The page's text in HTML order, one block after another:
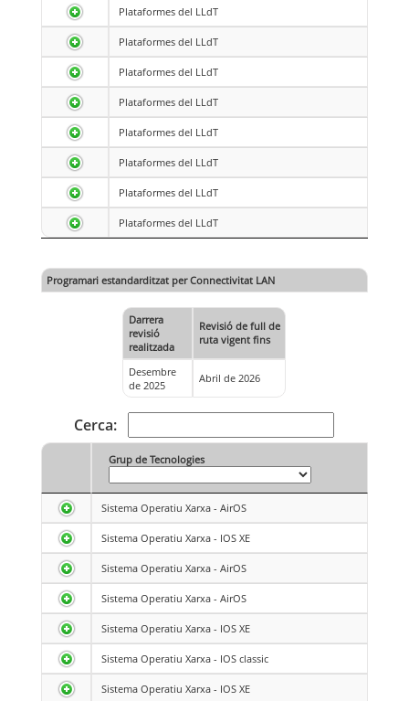
Plataformes del LLdT
Plataformes del LLdT
Plataformes del LLdT
Plataformes del LLdT
Plataformes del LLdT
Plataformes del LLdT
Plataformes del LLdT
Plataformes del LLdT
Programari estandarditzat per Connectivitat LAN
Darrera
revisió
realitzada
Revisió de full de
ruta vigent fins
Desembre
de 2025
Abril de 2026
Cerca:
Grup de Tecnologies
Sistema Operatiu Xarxa - AirOS
Sistema Operatiu Xarxa - IOS XE
Sistema Operatiu Xarxa - AirOS
Sistema Operatiu Xarxa - AirOS
Sistema Operatiu Xarxa - IOS XE
Sistema Operatiu Xarxa - IOS classic
Sistema Operatiu Xarxa - IOS XE